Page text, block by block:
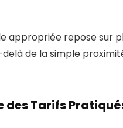
appropriée repose sur
de la simple
Tarifs